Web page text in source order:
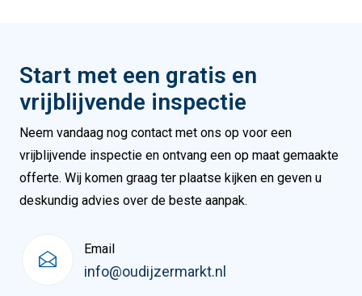
Start met een gratis en
vrijblijvende inspectie
Neem vandaag nog contact met ons op voor een
vrijblijvende inspectie en ontvang een op maat gemaakte
offerte. Wij komen graag ter plaatse kijken en geven u
deskundig advies over de beste aanpak.
Email
info@oudijzermarkt.nl